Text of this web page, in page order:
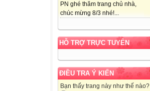
PN ghé thăm trang chủ nhà,
chúc mừng 8/3 nhé!...
HỖ TRỢ TRỰC TUYẾN
ĐIỀU TRA Ý KIẾN
Bạn thấy trang này như thế nào?